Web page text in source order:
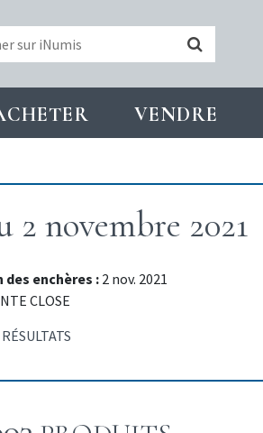
VENDRE
novembre 2021
des enchères :2 nov. 2021
CLOSE
RÉSULTATS